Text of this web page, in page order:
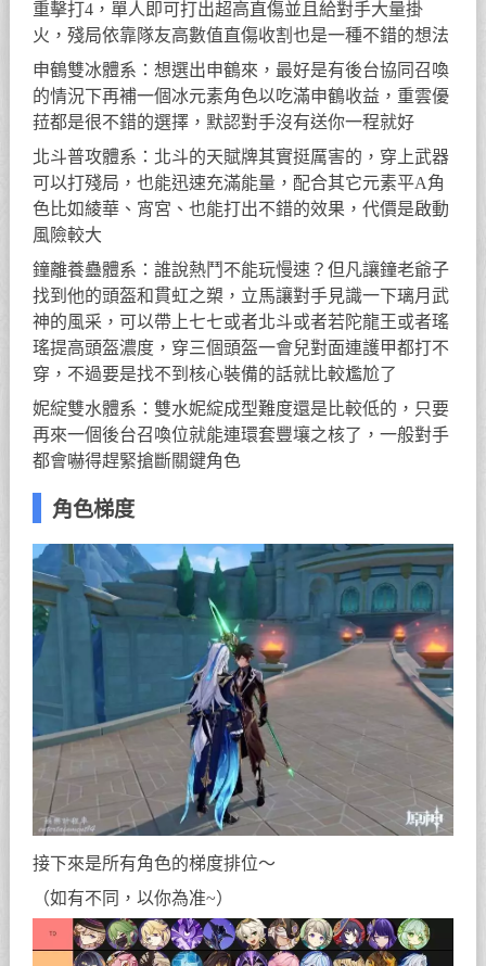
重擊打4，單人即可打出超高直傷並且給對手大量掛
火，殘局依靠隊友高數值直傷收割也是一種不錯的想法
申鶴雙冰體系：想選出申鶴來，最好是有後台協同召喚
的情況下再補一個冰元素角色以吃滿申鶴收益，重雲優
菈都是很不錯的選擇，默認對手沒有送你一程就好
北斗普攻體系：北斗的天賦牌其實挺厲害的，穿上武器
可以打殘局，也能迅速充滿能量，配合其它元素平A角
色比如綾華、宵宮、也能打出不錯的效果，代價是啟動
風險較大
鐘離養蠱體系：誰說熱鬥不能玩慢速？但凡讓鐘老爺子
找到他的頭盔和貫虹之槊，立馬讓對手見識一下璃月武
神的風采，可以帶上七七或者北斗或者若陀龍王或者瑤
瑤提高頭盔濃度，穿三個頭盔一會兒對面連護甲都打不
穿，不過要是找不到核心裝備的話就比較尷尬了
妮綻雙水體系：雙水妮綻成型難度還是比較低的，只要
再來一個後台召喚位就能連環套豐壤之核了，一般對手
都會嚇得趕緊搶斷關鍵角色
角色梯度
接下來是所有角色的梯度排位～
（如有不同，以你為准~）